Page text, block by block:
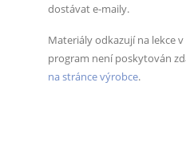
dostávat e-maily.
Materiály odkazují na lekce
program není poskytován
na stránce výrobce.